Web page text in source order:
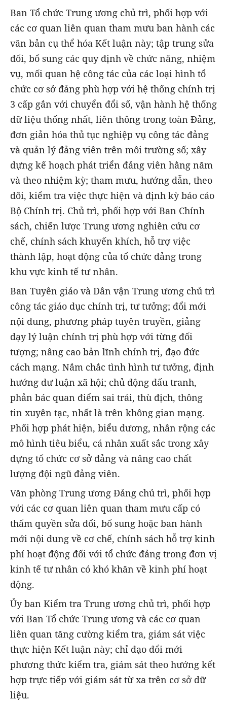
Ban Tổ chức Trung ương chủ trì, phối hợp với
các cơ quan liên quan tham mưu ban hành các
văn bản cụ thể hóa Kết luận này; tập trung sửa
đổi, bổ sung các quy định về chức năng, nhiệm
vụ, mối quan hệ công tác của các loại hình tổ
chức cơ sở đảng phù hợp với hệ thống chính trị
3 cấp gắn với chuyển đổi số, vận hành hệ thống
dữ liệu thống nhất, liên thông trong toàn Đảng,
đơn giản hóa thủ tục nghiệp vụ công tác đảng
và quản lý đảng viên trên môi trường số; xây
dựng kế hoạch phát triển đảng viên hằng năm
và theo nhiệm kỳ; tham mưu, hướng dẫn, theo
dõi, kiểm tra việc thực hiện và định kỳ báo cáo
Bộ Chính trị. Chủ trì, phối hợp với Ban Chính
sách, chiến lược Trung ương nghiên cứu cơ
chế, chính sách khuyến khích, hỗ trợ việc
thành lập, hoạt động của tổ chức đảng trong
khu vực kinh tế tư nhân.
Ban Tuyên giáo và Dân vận Trung ương chủ trì
công tác giáo dục chính trị, tư tưởng; đổi mới
nội dung, phương pháp tuyên truyền, giảng
dạy lý luận chính trị phù hợp với từng đối
tượng; nâng cao bản lĩnh chính trị, đạo đức
cách mạng. Nắm chắc tình hình tư tưởng, định
hướng dư luận xã hội; chủ động đấu tranh,
phản bác quan điểm sai trái, thù địch, thông
tin xuyên tạc, nhất là trên không gian mạng.
Phối hợp phát hiện, biểu dương, nhân rộng các
mô hình tiêu biểu, cá nhân xuất sắc trong xây
dựng tổ chức cơ sở đảng và nâng cao chất
lượng đội ngũ đảng viên.
Văn phòng Trung ương Đảng chủ trì, phối hợp
với các cơ quan liên quan tham mưu cấp có
thẩm quyền sửa đổi, bổ sung hoặc ban hành
mới nội dung về cơ chế, chính sách hỗ trợ kinh
phí hoạt động đối với tổ chức đảng trong đơn vị
kinh tế tư nhân có khó khăn về kinh phí hoạt
động.
Ủy ban Kiểm tra Trung ương chủ trì, phối hợp
với Ban Tổ chức Trung ương và các cơ quan
liên quan tăng cường kiểm tra, giám sát việc
thực hiện Kết luận này; chỉ đạo đổi mới
phương thức kiểm tra, giám sát theo hướng kết
hợp trực tiếp với giám sát từ xa trên cơ sở dữ
liệu.